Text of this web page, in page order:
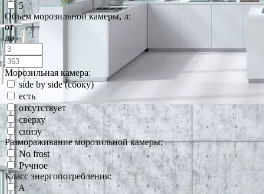
5
Объем морозильной камеры, л:
от
до
Морозильная камера:
side by side (сбоку)
есть
отсутствует
сверху
снизу
Размораживание морозильной камеры:
No frost
Ручное
Класс энергопотребления:
A